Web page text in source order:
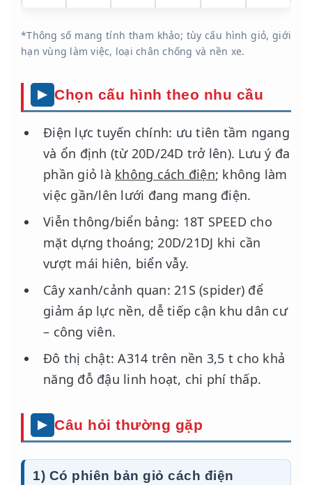
*Thông số mang tính tham khảo; tùy cấu hình giỏ, giới
hạn vùng làm việc, loại chân chống và nền xe.
Chọn cấu hình theo nhu cầu
Điện lực tuyến chính: ưu tiên tầm ngang
và ổn định (từ 20D/24D trở lên). Lưu ý đa
phần giỏ là không cách điện; không làm
việc gần/lên lưới đang mang điện.
Viễn thông/biển bảng: 18T SPEED cho
mặt dựng thoáng; 20D/21DJ khi cần
vượt mái hiên, biển vẫy.
Cây xanh/cảnh quan: 21S (spider) để
giảm áp lực nền, dễ tiếp cận khu dân cư
– công viên.
Đô thị chật: A314 trên nền 3,5 t cho khả
năng đỗ đậu linh hoạt, chi phí thấp.
Câu hỏi thường gặp
1) Có phiên bản giỏ cách điện